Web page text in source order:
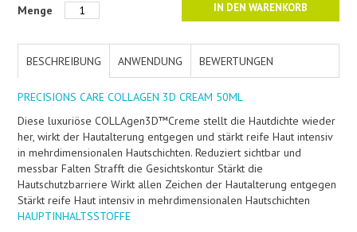
Menge IN DEN WARENKORB
BESCHREIBUNG ANWENDUNG BEWERTUNGEN
PRECISIONS CARE COLLAGEN 3D CREAM 50ML
Diese luxuriöse COLLAgen3D™Creme stellt die Hautdichte wieder
her, wirkt der Hautalterung entgegen und stärkt reife Haut intensiv
in mehrdimensionalen Hautschichten. Reduziert sichtbar und
messbar Falten Strafft die Gesichtskontur Stärkt die
Hautschutzbarriere Wirkt allen Zeichen der Hautalterung entgegen
Stärkt reife Haut intensiv in mehrdimensionalen Hautschichten
HAUPTINHALTSSTOFFE